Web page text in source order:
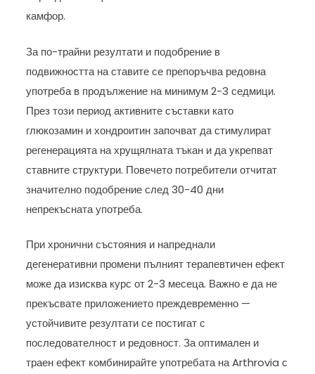
камфор.
За по-трайни резултати и подобрение в
подвижността на ставите се препоръчва редовна
употреба в продължение на минимум 2-3 седмици.
През този период активните съставки като
глюкозамин и хондроитин започват да стимулират
регенерацията на хрущялната тъкан и да укрепват
ставните структури. Повечето потребители отчитат
значително подобрение след 30-40 дни
непрекъсната употреба.
При хронични състояния и напреднали
дегенеративни промени пълният терапевтичен ефект
може да изисква курс от 2-3 месеца. Важно е да не
прекъсвате приложението преждевременно —
устойчивите резултати се постигат с
последователност и редовност. За оптимален и
траен ефект комбинирайте употребата на Arthrovia с